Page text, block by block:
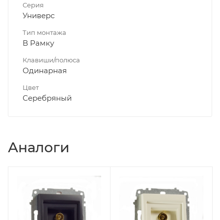
Серия
Универс
Тип монтажа
В Рамку
Клавиши/полюса
Одинарная
Цвет
Серебряный
Аналоги